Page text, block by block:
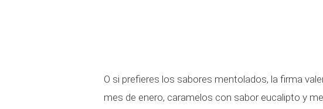
O si prefieres los sabores mentolados, la firma
mes de enero, caramelos con sabor eucalipto y